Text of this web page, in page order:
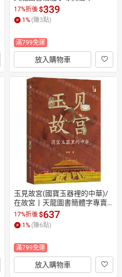
00253352 (tl2605)
17%折後$339
1 % (賺3點)
滿799免運
放入購物車
玉見故宮(國寶玉器裡的中華)/
在故宮丨天龍圖書簡體字專賣
店丨9787575302784 (tl2608)
17%折後$637
1 % (賺6點)
滿799免運
放入購物車